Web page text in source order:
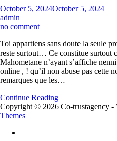
October 5, 2024October 5, 2024
admin
no commenton
appartiens
sans
doute
la
seule
avec
compliment.
Toi appartiens sans doute la seule
reste surtout… Ce constitue surtout
Mahometane n’ayant s’affiche
online , ! qu’il non abuse pas cette
remarques que les…
Continue Reading
Copyright © 2026 Co-trustagency -
Themes